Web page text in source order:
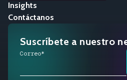
Insights
Contáctanos
Suscríbete a nuestro
Correo*